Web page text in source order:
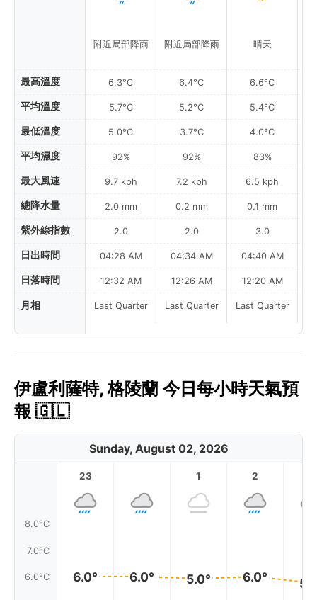
最高溫度
平均溫度
最低溫度
平均濕度
最大風速
總降水量
紫外線指數
日出時間
日落時間
月相
附近局部降雨
6.3°C
5.7°C
5.0°C
92%
9.7 kph
2.0 mm
2.0
04:28 AM
12:32 AM
Last Quarter
附近局部降雨
6.4°C
5.2°C
3.7°C
92%
7.2 kph
0.2 mm
2.0
04:34 AM
12:26 AM
Last Quarter
晴天
6.6°C
5.4°C
4.0°C
83%
6.5 kph
0.1 mm
3.0
04:40 AM
12:20 AM
Last Quarter
伊盧利薩特, 格陵蘭 今日每小時天氣預
報 🇬🇱
Sunday, August 02, 2026
8.0°C
7.0°C
6.0°C
23
6.0° 6.0°
1
5.0°
2
6.0°